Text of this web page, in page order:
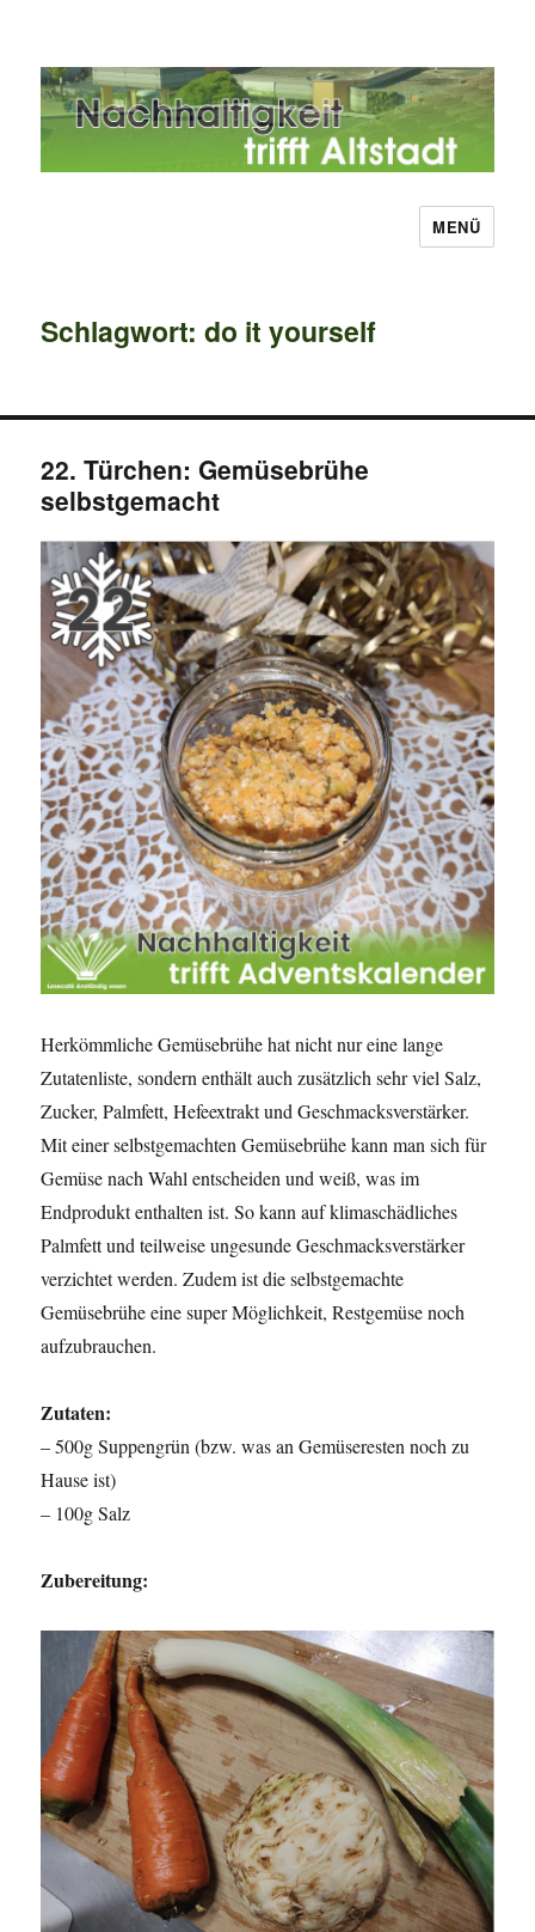
MENÜ
Schlagwort:do it yourself
22. Türchen: Gemüsebrühe
selbstgemacht
Herkömmliche Gemüsebrühe hat nicht nur eine lange
Zutatenliste, sondern enthält auch zusätzlich sehr viel Salz,
Zucker, Palmfett, Hefeextrakt und Geschmacksverstärker.
Mit einer selbstgemachten Gemüsebrühe kann man sich für
Gemüse nach Wahl entscheiden und weiß, was im
Endprodukt enthalten ist. So kann auf klimaschädliches
Palmfett und teilweise ungesunde Geschmacksverstärker
verzichtet werden. Zudem ist die selbstgemachte
Gemüsebrühe eine super Möglichkeit, Restgemüse noch
aufzubrauchen.
Zutaten:
– 500g Suppengrün (bzw. was an Gemüseresten noch zu
Hause ist)
– 100g Salz
Zubereitung: